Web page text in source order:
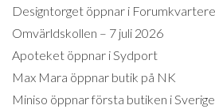
Designtorget öppnar i
Omvärldskollen – 7 juli 2026
Apoteket öppnar i Sydport
Max Mara öppnar butik på NK
Miniso öppnar första butiken i Sverige